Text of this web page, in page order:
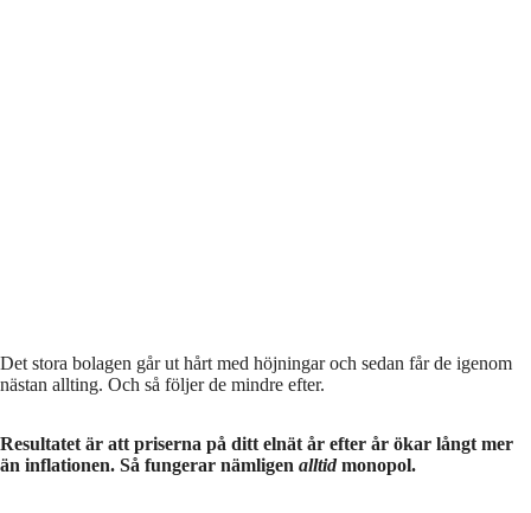
Det stora bolagen går ut hårt med höjningar och sedan får de igenom
nästan allting. Och så följer de mindre efter.
Resultatet är att priserna på ditt elnät år efter år ökar långt mer
än inflationen. Så fungerar nämligen alltidmonopol.